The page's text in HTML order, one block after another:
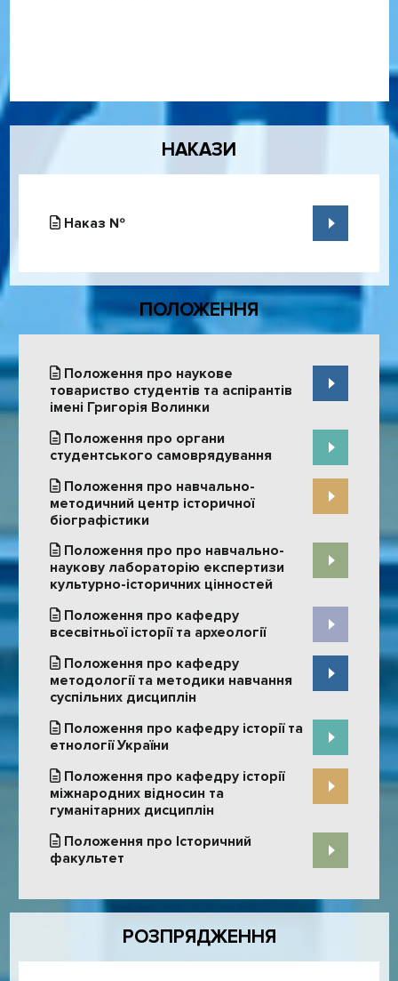
Дочірні категорії
НАКАЗИ
Наказ №
ПОЛОЖЕННЯ
Положення про наукове
товариство студентів та аспірантів
імені Григорія Волинки
Положення про органи
студентського самоврядування
Положення про навчально-
методичний центр історичної
біографістики
Положення про про навчально-
наукову лабораторію експертизи
культурно-історичних цінностей
Положення про кафедру
всесвітньої історії та археології
Положення про кафедру
методології та методики навчання
суспільних дисциплін
Положення про кафедру історії та
етнології України
Положення про кафедру історії
міжнародних відносин та
гуманітарних дисциплін
Положення про Історичний
факультет
РОЗПРЯДЖЕННЯ